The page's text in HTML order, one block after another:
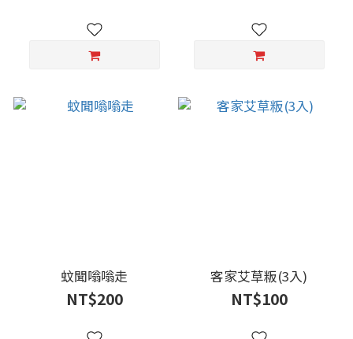
蚊聞嗡嗡走
NT$200
客家艾草粄(3入)
NT$100